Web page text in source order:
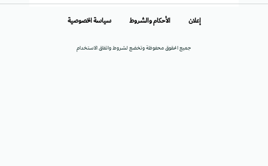
جميع الحقوق محفوظة وتخضع لشروط واتفاق الاستخدام
إعلان الأحكام والشروط سياسة الخصوصية